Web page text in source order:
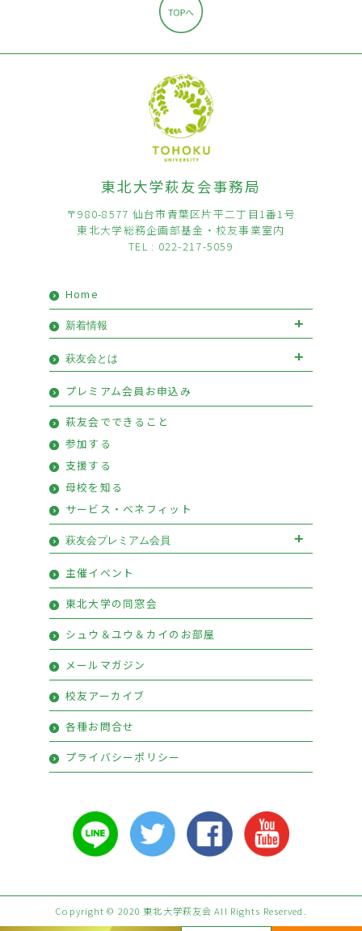
東北大学萩友会事務局
〒980-8577 仙台市青葉区片平二丁目1番1号
東北大学総務企画部基金・校友事業室内
TEL : 022-217-5059
Home
新着情報
お知らせ
イベント
優待情報
活動報告
萩友会とは
会長挨拶
萩友会のご案内
プレミアム会員お申込み
萩友会でできること
参加する
支援する
母校を知る
サービス・ベネフィット
萩友会プレミアム会員
萩友会プレミアム会員お申込み
プレミアム会員特典
主催イベント
東北大学の同窓会
シュウ＆ユウ＆カイのお部屋
メールマガジン
校友アーカイブ
各種お問合せ
プライバシーポリシー
Copyright © 2020 東北大学萩友会 All Rights Reserved.